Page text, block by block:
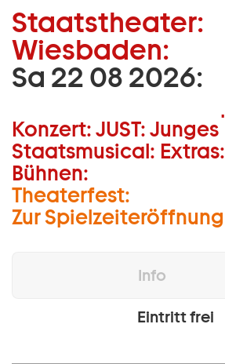
Zum Hauptinhalt springen
Zum Footer springen
Staatstheater:
Wiesbaden:
Sa 22 08 2026:
Konzert:JUST:Junges
Staatsmusical: Extras:
Bühnen:
Theaterfest:
Zur Spielzeiteröffnung
Info
Eintritt frei